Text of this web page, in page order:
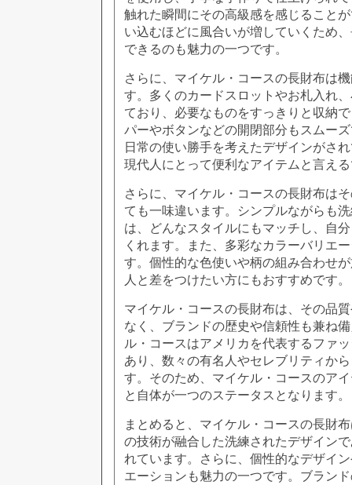
触れた瞬間にその高級感を感じること
い込むほどに風合いが増していくため
できるのも魅力の一つです。
さらに、マイケル・コースの長財布は
す。多くのカードスロットやお札入れ
ており、必要なものをすっきりと収納
パーやボタンなどの開閉部分もスムー
日常の使い勝手を考えたデザインがさ
現代人にとって便利なアイテムと言え
さらに、マイケル・コースの長財布は
ても一味違います。シンプルながらも
は、どんなスタイルにもマッチし、自
くれます。また、多彩なカラーバリエ
す。個性的な色使いや柄の組み合わせ
人と差をつけたい方にもおすすめです。
マイケル・コースの長財布は、その品
なく、ブランドの歴史や信頼性も兼ね
ル・コースはアメリカを代表するファ
あり、数々の有名人やセレブリティか
す。そのため、マイケル・コースのア
と自体が一つのステータスとなります。
まとめると、マイケル・コースの長財
の技術が融合した洗練されたデザイン
れています。さらに、個性的なデザイ
エーションも魅力の一つです。ブラン